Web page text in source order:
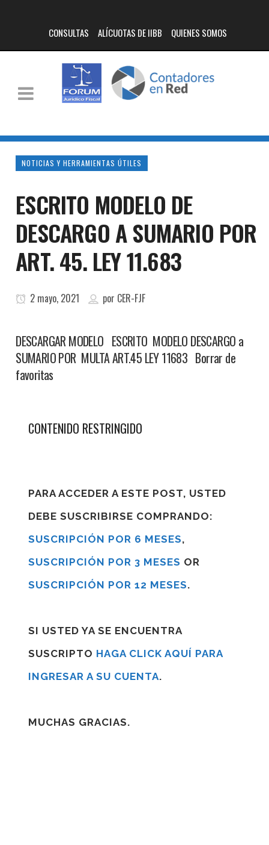
CONSULTAS ALÍCUOTAS DE IIBB QUIENES SOMOS
NOTICIAS Y HERRAMIENTAS ÚTILES
ESCRITO MODELO DE
DESCARGO A SUMARIO POR
ART. 45. LEY 11.683
2 mayo, 2021 por CER-FJF
DESCARGAR MODELO ESCRITO MODELO DESCARGO a
SUMARIO POR MULTA ART.45 LEY 11683 Borrar de
favoritas
CONTENIDO RESTRINGIDO
PARA ACCEDER A ESTE POST, USTED
DEBE SUSCRIBIRSE COMPRANDO:
SUSCRIPCIÓN POR 6 MESES,
SUSCRIPCIÓN POR 3 MESES OR
SUSCRIPCIÓN POR 12 MESES.
SI USTED YA SE ENCUENTRA
SUSCRIPTO HAGA CLICK AQUÍ PARA
INGRESAR A SU CUENTA.
MUCHAS GRACIAS.